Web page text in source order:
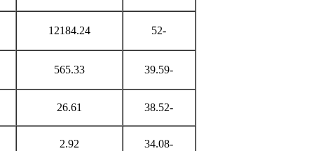
-52
12184.24
-39.59
565.33
-38.52
26.61
-34.08
2.92